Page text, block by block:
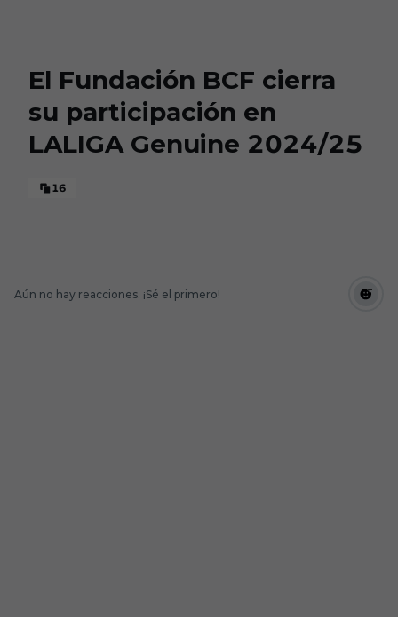
El Fundación BCF cierra
su participación en
LALIGA Genuine 2024/25
16
Aún no hay reacciones. ¡Sé el primero!